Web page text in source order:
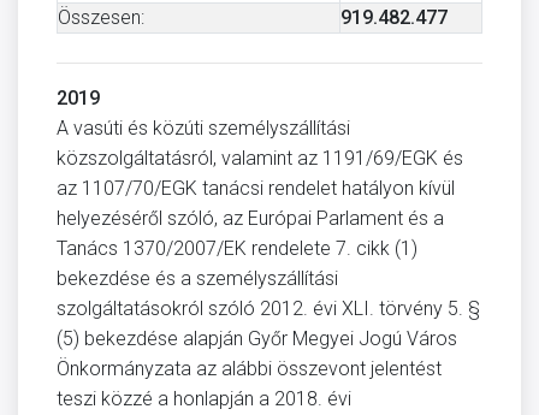
Összesen: 919.482.477
2019
A vasúti és közúti személyszállítási
közszolgáltatásról, valamint az 1191/69/EGK és
az 1107/70/EGK tanácsi rendelet hatályon kívül
helyezéséről szóló, az Európai Parlament és a
Tanács 1370/2007/EK rendelete 7. cikk (1)
bekezdése és a személyszállítási
szolgáltatásokról szóló 2012. évi XLI. törvény 5. §
(5) bekezdése alapján Győr Megyei Jogú Város
Önkormányzata az alábbi összevont jelentést
teszi közzé a honlapján a 2018. évi